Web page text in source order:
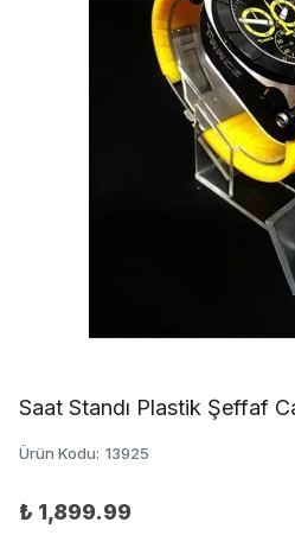
Saat Standı Plastik Şeffaf
Ürün Kodu: 13925
₺ 1,899.99